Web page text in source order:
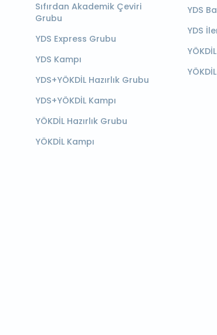
Sıfırdan Akademik Çeviri
Grubu
YDS Express Grubu
YDS Kampı
YDS+YÖKDİL Hazırlık Grubu
YDS+YÖKDİL Kampı
YÖKDİL Hazırlık Grubu
YÖKDİL Kampı
YDS
YDS